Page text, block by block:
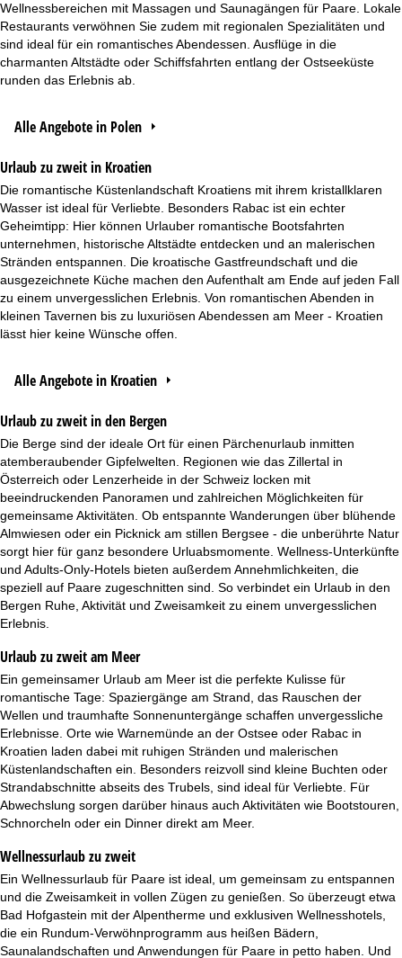
Wellnessbereichen mit Massagen und Saunagängen für Paare. Lokale
Restaurants verwöhnen Sie zudem mit regionalen Spezialitäten und
sind ideal für ein romantisches Abendessen. Ausflüge in die
charmanten Altstädte oder Schiffsfahrten entlang der Ostseeküste
runden das Erlebnis ab.
Alle Angebote in Polen
Urlaub zu zweit in Kroatien
Die romantische Küstenlandschaft Kroatiens mit ihrem kristallklaren
Wasser ist ideal für Verliebte. Besonders Rabac ist ein echter
Geheimtipp: Hier können Urlauber romantische Bootsfahrten
unternehmen, historische Altstädte entdecken und an malerischen
Stränden entspannen. Die kroatische Gastfreundschaft und die
ausgezeichnete Küche machen den Aufenthalt am Ende auf jeden Fall
zu einem unvergesslichen Erlebnis. Von romantischen Abenden in
kleinen Tavernen bis zu luxuriösen Abendessen am Meer - Kroatien
lässt hier keine Wünsche offen.
Alle Angebote in Kroatien
Urlaub zu zweit in den Bergen
Die Berge sind der ideale Ort für einen Pärchenurlaub inmitten
atemberaubender Gipfelwelten. Regionen wie das Zillertal in
Österreich oder Lenzerheide in der Schweiz locken mit
beeindruckenden Panoramen und zahlreichen Möglichkeiten für
gemeinsame Aktivitäten. Ob entspannte Wanderungen über blühende
Almwiesen oder ein Picknick am stillen Bergsee - die unberührte Natur
sorgt hier für ganz besondere Urluabsmomente. Wellness-Unterkünfte
und Adults-Only-Hotels bieten außerdem Annehmlichkeiten, die
speziell auf Paare zugeschnitten sind. So verbindet ein Urlaub in den
Bergen Ruhe, Aktivität und Zweisamkeit zu einem unvergesslichen
Erlebnis.
Urlaub zu zweit am Meer
Ein gemeinsamer Urlaub am Meer ist die perfekte Kulisse für
romantische Tage: Spaziergänge am Strand, das Rauschen der
Wellen und traumhafte Sonnenuntergänge schaffen unvergessliche
Erlebnisse. Orte wie Warnemünde an der Ostsee oder Rabac in
Kroatien laden dabei mit ruhigen Stränden und malerischen
Küstenlandschaften ein. Besonders reizvoll sind kleine Buchten oder
Strandabschnitte abseits des Trubels, sind ideal für Verliebte. Für
Abwechslung sorgen darüber hinaus auch Aktivitäten wie Bootstouren,
Schnorcheln oder ein Dinner direkt am Meer.
Wellnessurlaub zu zweit
Ein Wellnessurlaub für Paare ist ideal, um gemeinsam zu entspannen
und die Zweisamkeit in vollen Zügen zu genießen. So überzeugt etwa
Bad Hofgastein mit der Alpentherme und exklusiven Wellnesshotels,
die ein Rundum-Verwöhnprogramm aus heißen Bädern,
Saunalandschaften und Anwendungen für Paare in petto haben. Und